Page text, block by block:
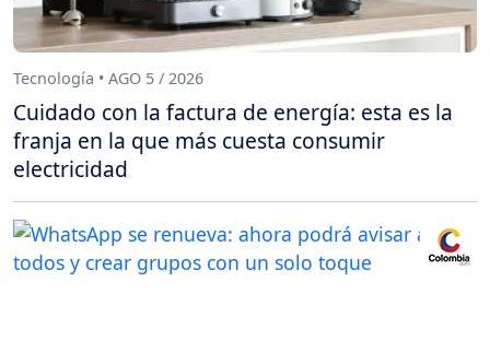
Tecnología • AGO 5 / 2026
Cuidado con la factura de energía: esta es la
franja en la que más cuesta consumir
electricidad